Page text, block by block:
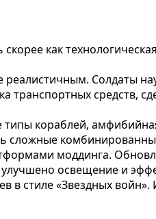
как
реалистичным. Солдаты
транспортных средств,
кораблей,
сложные
моддинга.
освещение и
в стиле «Звездных